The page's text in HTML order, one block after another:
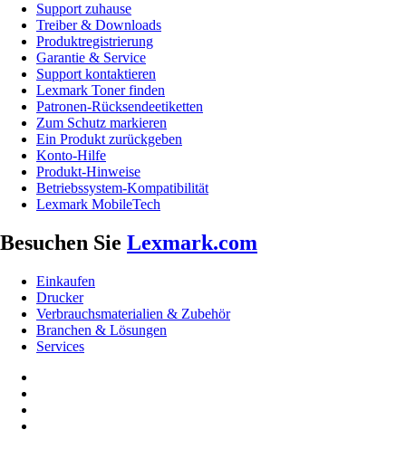
Support zuhause
Treiber & Downloads
Produktregistrierung
Garantie & Service
Support kontaktieren
Lexmark Toner finden
Patronen-Rücksendeetiketten
Zum Schutz markieren
Ein Produkt zurückgeben
Konto-Hilfe
Produkt-Hinweise
Betriebssystem-Kompatibilität
Lexmark MobileTech
Besuchen Sie Lexmark.com
Einkaufen
Drucker
Verbrauchsmaterialien & Zubehör
Branchen & Lösungen
Services